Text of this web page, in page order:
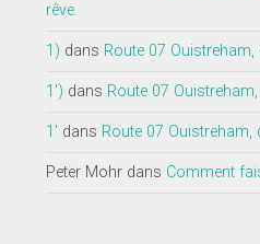
rêve.
1) dans Route 07
1') dans Route 07
1' dans Route 07
Peter Mohrdans Comment